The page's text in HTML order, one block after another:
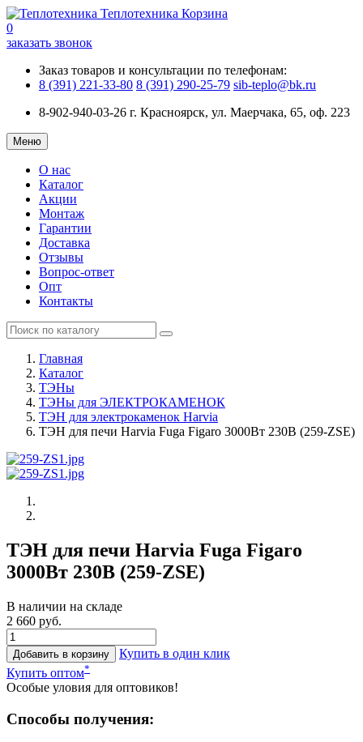
Теплотехника Корзина
0
заказать звонок
Заказ товаров и консультации по телефонам:
8 (391) 221-33-80 8 (391) 290-25-79 sib-teplo@bk.ru
8-902-940-03-26 г. Красноярск, ул. Маерчака, 65, оф. 223
Меню
О нас
Каталог
Акции
Монтаж
Гарантии
Доставка
Отзывы
Вопрос-ответ
Опт
Контакты
Главная
Каталог
ТЭНы
ТЭНы для ЭЛЕКТРОКАМЕНОК
ТЭН для электрокаменок Harvia
ТЭН для печи Harvia Fuga Figaro 3000Вт 230В (259-ZSE)
ТЭН для печи Harvia Fuga Figaro
3000Вт 230В (259-ZSE)
В наличии на складе
2 660 руб.
Добавить в корзину
Купить в один клик
Купить оптом*
Особые уловия для оптовиков!
Способы получения: